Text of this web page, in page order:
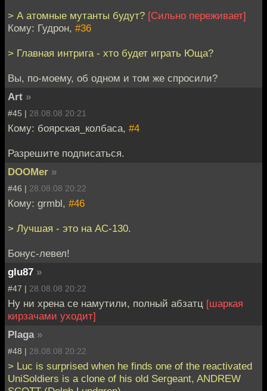
> А атомные мутанты будут? [Сильно переживает]
Кому: Гудрон, #36
> Главная интрига - хто будет играть Юща?
Вы, по-моему, об одном и том же спросили?
Art »
#45 | 28.08.08 20:21
Кому: боярская_колбаса, #4
Разрешите подписаться.
DOOMer »
#46 | 28.08.08 20:22
Кому: grmbl, #46
> Лучшая - это на AC-130.
Бонус-левел!
glu87 »
#47 | 28.08.08 20:22
Ну ни хрена се намутили, полный абзатц [шаркая
кирзачами уходит]
Plaga »
#48 | 28.08.08 20:22
> Luc is surprised when he finds one of the reactivated
UniSoldiers is a clone of his old Sergeant, ANDREW